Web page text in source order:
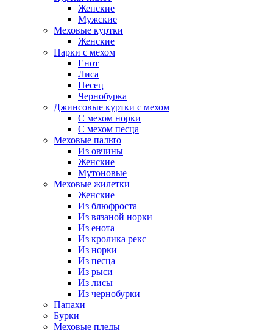
Женские
Мужские
Меховые куртки
Женские
Парки с мехом
Енот
Лиса
Песец
Чернобурка
Джинсовые куртки с мехом
С мехом норки
С мехом песца
Меховые пальто
Из овчины
Женские
Мутоновые
Меховые жилетки
Женские
Из блюфроста
Из вязаной норки
Из енота
Из кролика рекс
Из норки
Из песца
Из рыси
Из лисы
Из чернобурки
Папахи
Бурки
Меховые пледы